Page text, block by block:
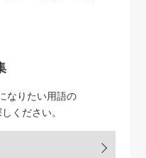
なりたい用語の
ください。